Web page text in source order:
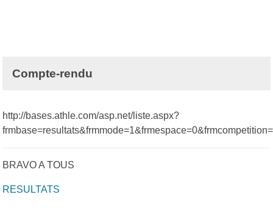
Compte-rendu
http://bases.athle.com/asp.net/liste.aspx?
BRAVO A TOUS
RESULTATS